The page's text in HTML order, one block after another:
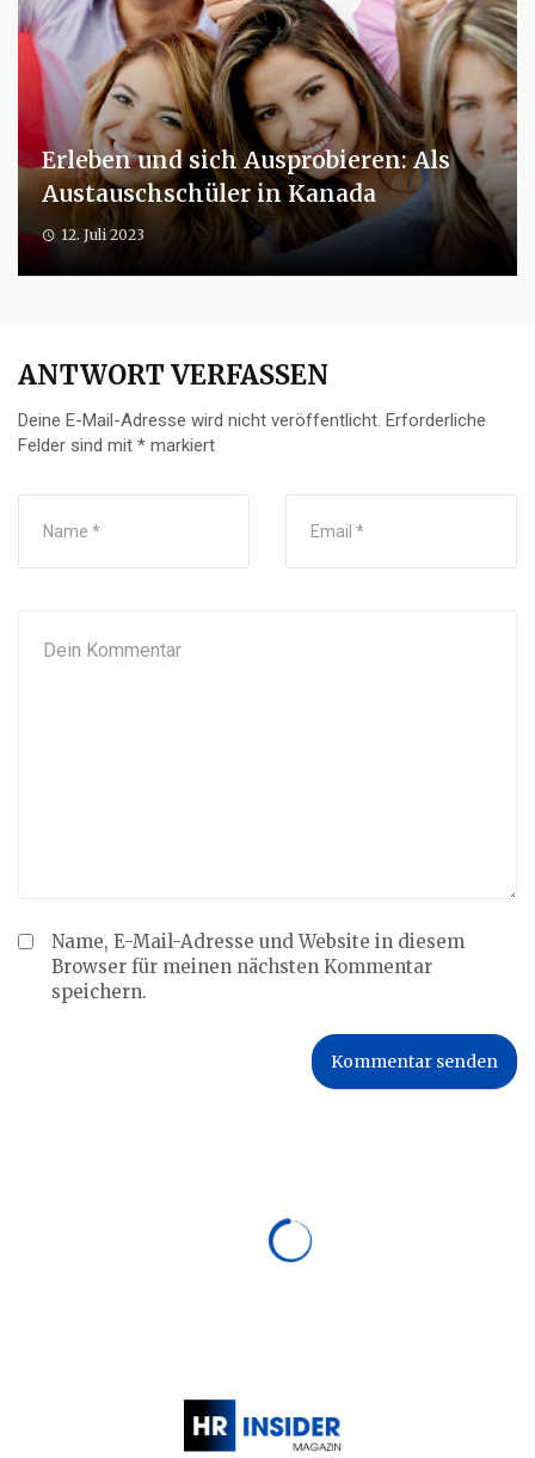
Erleben und sich Ausprobieren: Als
Austauschschüler in Kanada
12. Juli 2023
ANTWORT VERFASSEN
Deine E-Mail-Adresse wird nicht veröffentlicht. Erforderliche
Felder sind mit * markiert
Name, E-Mail-Adresse und Website in diesem
Browser für meinen nächsten Kommentar
speichern.